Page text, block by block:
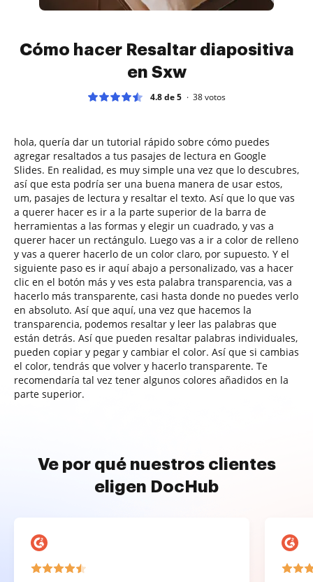
Cómo hacer Resaltar diapositiva
en Sxw
4.8 de 5 38votos
hola, quería dar un tutorial rápido sobre cómo puedes
agregar resaltados a tus pasajes de lectura en Google
Slides. En realidad, es muy simple una vez que lo descubres,
así que esta podría ser una buena manera de usar estos,
um, pasajes de lectura y resaltar el texto. Así que lo que vas
a querer hacer es ir a la parte superior de la barra de
herramientas a las formas y elegir un cuadrado, y vas a
querer hacer un rectángulo. Luego vas a ir a color de relleno
y vas a querer hacerlo de un color claro, por supuesto. Y el
siguiente paso es ir aquí abajo a personalizado, vas a hacer
clic en el botón más y ves esta palabra transparencia, vas a
hacerlo más transparente, casi hasta donde no puedes verlo
en absoluto. Así que aquí, una vez que hacemos la
transparencia, podemos resaltar y leer las palabras que
están detrás. Así que pueden resaltar palabras individuales,
pueden copiar y pegar y cambiar el color. Así que si cambias
el color, tendrás que volver y hacerlo transparente. Te
recomendaría tal vez tener algunos colores añadidos en la
parte superior.
Ve por qué nuestros clientes
eligen DocHub